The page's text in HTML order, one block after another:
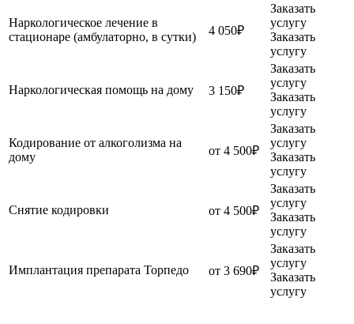
Наркологическое лечение в
стационаре (амбулаторно, в сутки)
4 050₽
Заказать
услугу
Заказать
услугу
Наркологическая помощь на дому 3 150₽
Заказать
услугу
Заказать
услугу
Кодирование от алкоголизма на
дому
от 4 500₽
Заказать
услугу
Заказать
услугу
Снятие кодировки от 4 500₽
Заказать
услугу
Заказать
услугу
Имплантация препарата Торпедо от 3 690₽
Заказать
услугу
Заказать
услугу